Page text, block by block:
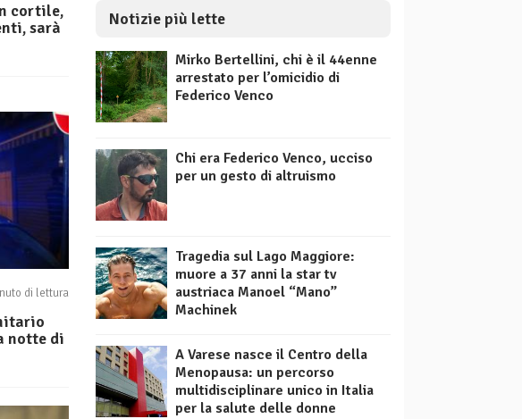
cortile,
sarà
di lettura
notte di
Notizie più lette
Mirko Bertellini, chi è il 44enne
arrestato per l’omicidio di
Federico Venco
Chi era Federico Venco, ucciso
per un gesto di altruismo
Tragedia sul Lago Maggiore:
muore a 37 anni la star tv
austriaca Manoel “Mano”
Machinek
A Varese nasce il Centro della
Menopausa: un percorso
multidisciplinare unico in Italia
per la salute delle donne